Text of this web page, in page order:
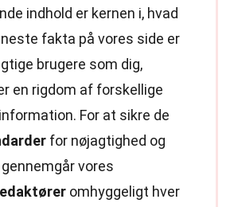
indhold er kernen i, hvad
fakta på vores side er
brugere som dig,
en rigdom af forskellige
For at sikre de
for nøjagtighed og
vores
omhyggeligt hver